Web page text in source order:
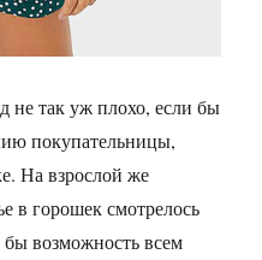
не так уж плохо, если бы
покупательницы,
На взрослой же
в горошек смотрелось
возможность всем